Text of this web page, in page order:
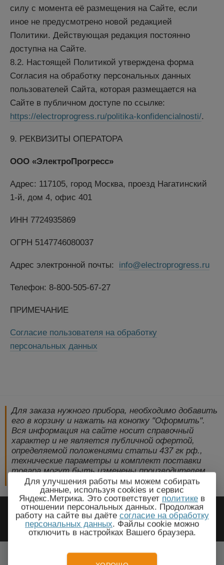
силу с момента её размещения на Сайте, если
иное не предусмотрено новой редакцией
Политики. Действующая редакция постоянно
доступна на Сайте.
8.2. Настоящей Политикой утверждена форма
Согласия на обработку персональных данных
пользователей Сайта, которая размещается на
Сайте в публичном доступе по ссылке:
https://electroprogress.ru/politika-konfidencialnosti/.
9. РЕКВИЗИТЫ ОПЕРАТОРА
ООО «ЭлектроПрогресс»
Адрес: 117105, город Москва, проезд Нагатинский
1-й, дом 4, офис 401
ИНН 7724935869
ОГРН 5147746080037
Адрес электронной почты: info@electroprogress.ru
Телефон: 8-800-505-67-27
ПРИМЕЧАНИЕ
Согласие пользователя на обработку
персональных данных
Для заказа нужного прибора, необходимо добавить
его в корзину и нажать на конопку "Оформить".
Вся информация на сайте носит справочный
характер и не является публичной офертой,
определяемой положениями статьи 437 гк рф.,
технические параметры и комплект поставки
товара могут быть изменены производителем
без предварительного уведомления!
2009-2026 © ЭлектроПрогресс -
Электротехническое оборудование
Тула, Тульская область
Для улучшения работы мы можем собирать
данные, используя cookies и сервис
Яндекс.Метрика. Это соответствует политике в
отношении персональных данных. Продолжая
работу на сайте вы даёте согласие на обработку
персональных данных. Файлы cookie можно
отключить в настройках Вашего браузера.